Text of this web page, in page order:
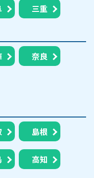
三重
奈良
島根
高知